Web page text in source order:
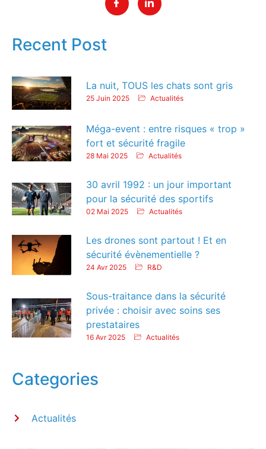
Recent Post
La nuit, TOUS les chats sont gris
25 Juin 2025 Actualités
Méga-event : entre risques « trop »
fort et sécurité fragile
28 Mai 2025 Actualités
30 avril 1992 : un jour important
pour la sécurité des sportifs
02 Mai 2025 Actualités
Les drones sont partout ! Et en
sécurité évènementielle ?
24 Avr 2025 R&D
Sous-traitance dans la sécurité
privée : choisir avec soins ses
prestataires
16 Avr 2025 Actualités
Categories
Actualités